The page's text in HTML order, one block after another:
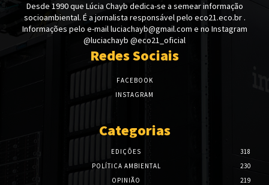
Desde 1990 que Lúcia Chayb dedica-se a semear informação
socioambiental. É a jornalista responsável pelo eco21.eco.br .
Informações pelo e-mail luciachayb@gmail.com e no Instagram
@luciachayb @eco21_oficial
Redes Sociais
FACEBOOK
INSTAGRAM
Categorias
EDIÇÕES
318
POLÍTICA AMBIENTAL
230
OPINIÃO
219